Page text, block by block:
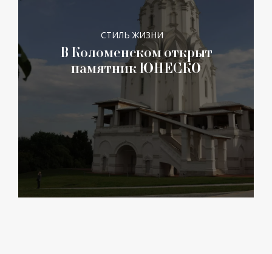
СТИЛЬ ЖИЗНИ
В Коломенском открыт
памятник ЮНЕСКО